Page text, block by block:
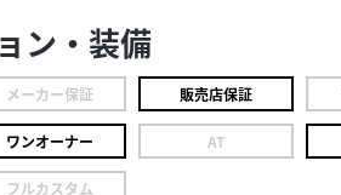
ン・装備
メーカー保証 販売店保証
ワンオーナー AT
フルカスタム